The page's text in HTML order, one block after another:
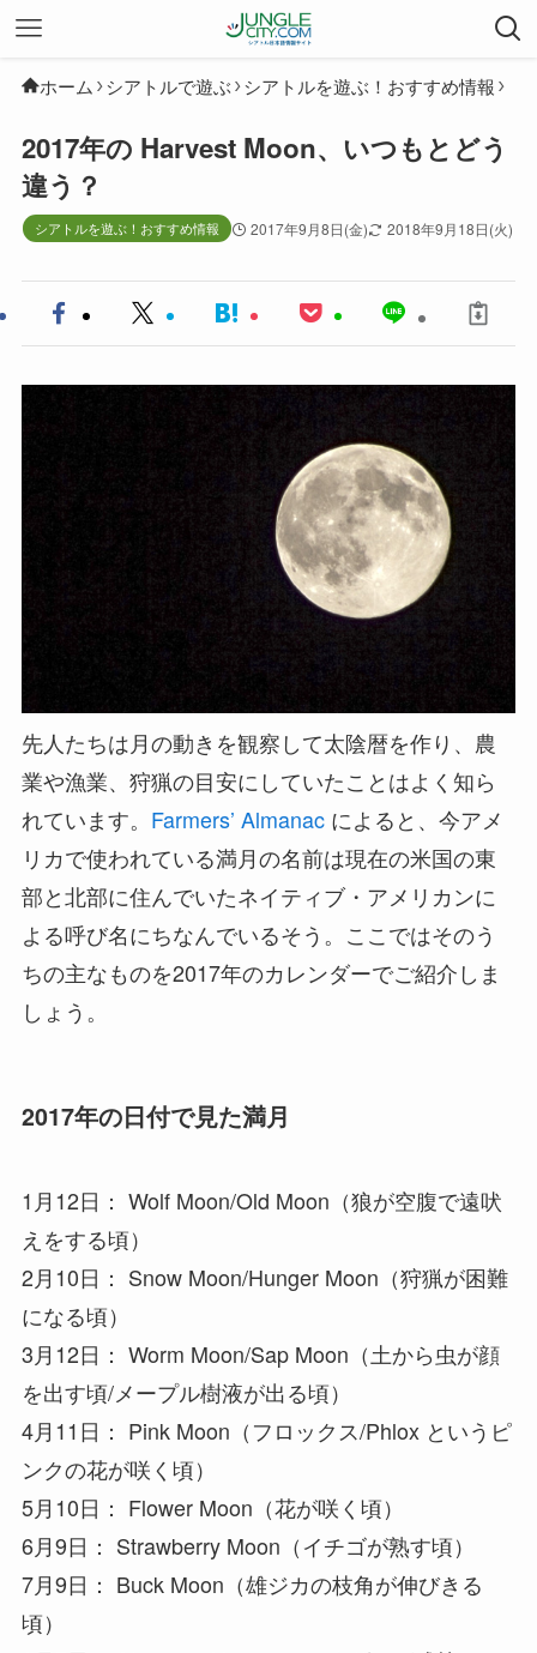
ホーム シアトルで遊ぶ シアトルを遊ぶ！おすすめ情報
2017年の Harvest Moon、いつもとどう
違う？
シアトルを遊ぶ！おすすめ情報 2017年9月8日(金) 2018年9月18日(火)
先人たちは月の動きを観察して太陰暦を作り、農
業や漁業、狩猟の目安にしていたことはよく知ら
れています。 Farmers’ Almanacによると、今アメ
リカで使われている満月の名前は現在の米国の東
部と北部に住んでいたネイティブ・アメリカンに
よる呼び名にちなんでいるそう。ここではそのう
ちの主なものを2017年のカレンダーでご紹介しま
しょう。
2017年の日付で見た満月
1月12日： Wolf Moon/Old Moon（狼が空腹で遠吠
えをする頃）
2月10日： Snow Moon/Hunger Moon（狩猟が困難
になる頃）
3月12日： Worm Moon/Sap Moon（土から虫が顔
を出す頃/メープル樹液が出る頃）
4月11日： Pink Moon（フロックス/Phlox というピ
ンクの花が咲く頃）
5月10日： Flower Moon（花が咲く頃）
6月9日： Strawberry Moon（イチゴが熟す頃）
7月9日： Buck Moon（雄ジカの枝角が伸びきる
頃）